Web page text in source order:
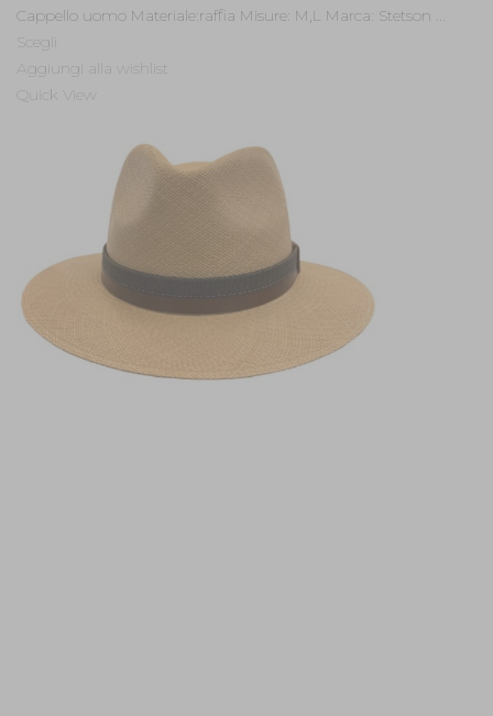
Cappello uomo Materiale:raffia Misure: M,L Marca: Stetson ...
Scegli
Aggiungi alla wishlist
Quick View